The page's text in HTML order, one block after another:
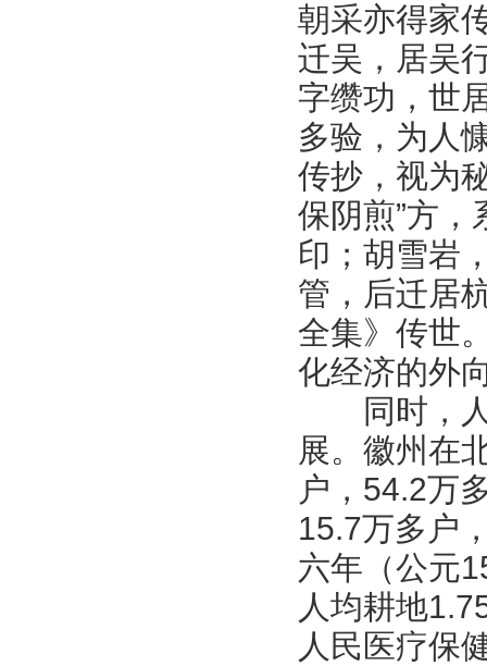
朝采亦得家
迁吴，居吴
字缵功，世
多验，为人
传抄，视为
保阴煎”方
印；胡雪岩
管，后迁居
全集》传世
化经济的外
同时，人
展。徽州在
户，54.2万
15.7万多户
六年（公元
人均耕地
人民医疗保